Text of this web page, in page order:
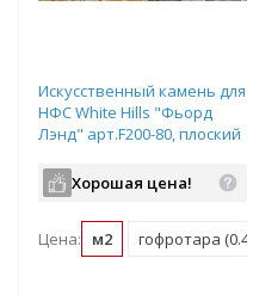
Искусственный камень для
НФС White Hills "Фьорд
Лэнд" арт.F200-80, плоский
Хорошая цена!
Цена: м2 гофротара (0.4